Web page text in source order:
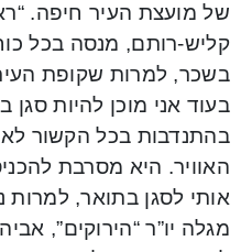
של מועצת העיר חיפה.
קליש-רותם, מנסה בכל
בשכר, למרות שקופת
בעוד אני מוכן להיות סגן
בהתנדבות בכל הקשור
האוויר. היא מסרבת
אותי לסגן בתואר, למרות
מגלה יו”ר “הירוקים”,